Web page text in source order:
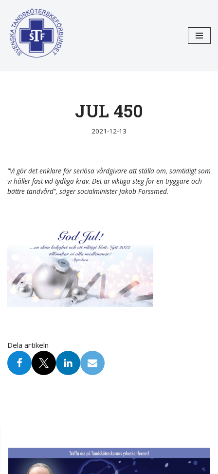
Hoppa
till
innehåll
JUL 450
2021-12-13
"Vi gör det enklare för seriösa vårdgivare att ställa om, samtidigt som
vi håller fast vid tydliga krav. Det är viktiga steg för en tryggare och
bättre tandvård", säger socialminister Jakob Forssmed.
Dela artikeln